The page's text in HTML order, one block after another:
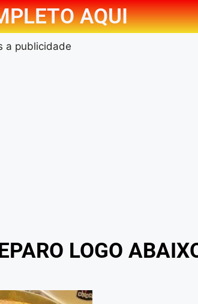
AQUI
a publicidade
LOGO